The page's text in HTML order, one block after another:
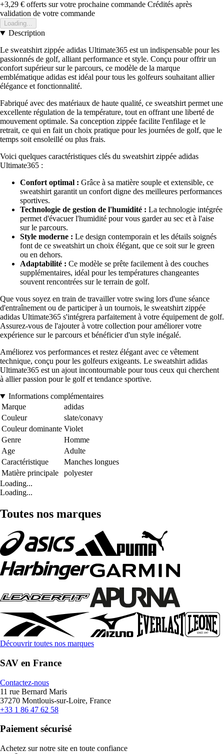
+3,29 € offerts sur votre prochaine commande Crédités après
validation de votre commande
Loading...
Description
Le sweatshirt zippée adidas Ultimate365 est un indispensable pour les
passionnés de golf, alliant performance et style. Conçu pour offrir un
confort supérieur sur le parcours, ce modèle de la marque
emblématique adidas est idéal pour tous les golfeurs souhaitant allier
élégance et fonctionnalité.
Fabriqué avec des matériaux de haute qualité, ce sweatshirt permet une
excellente régulation de la température, tout en offrant une liberté de
mouvement optimale. Sa conception zippée facilite l'enfilage et le
retrait, ce qui en fait un choix pratique pour les journées de golf, que le
temps soit ensoleillé ou plus frais.
Voici quelques caractéristiques clés du sweatshirt zippée adidas
Ultimate365 :
Confort optimal : Grâce à sa matière souple et extensible, ce
sweatshirt garantit un confort digne des meilleures performances
sportives.
Technologie de gestion de l'humidité : La technologie intégrée
permet d'évacuer l'humidité pour vous garder au sec et à l'aise
sur le parcours.
Style moderne : Le design contemporain et les détails soignés
font de ce sweatshirt un choix élégant, que ce soit sur le green
ou en dehors.
Adaptabilité : Ce modèle se prête facilement à des couches
supplémentaires, idéal pour les températures changeantes
souvent rencontrées sur le terrain de golf.
Que vous soyez en train de travailler votre swing lors d'une séance
d'entraînement ou de participer à un tournois, le sweatshirt zippée
adidas Ultimate365 s'intégrera parfaitement à votre équipement de golf.
Assurez-vous de l'ajouter à votre collection pour améliorer votre
expérience sur le parcours et bénéficier d'un style inégalé.
Améliorez vos performances et restez élégant avec ce vêtement
technique, conçu pour les golfeurs exigeants. Le sweatshirt adidas
Ultimate365 est un ajout incontournable pour tous ceux qui cherchent
à allier passion pour le golf et tendance sportive.
Informations complémentaires
Marque
adidas
Couleur
slate/conavy
Couleur dominante Violet
Genre
Homme
Age
Adulte
Caractéristique
Manches longues
Matière principale
polyester
Loading...
Loading...
Toutes nos marques
Découvrir toutes nos marques
SAV en France
Contactez-nous
11 rue Bernard Maris
37270 Montlouis-sur-Loire, France
+33 1 86 47 62 58
Paiement sécurisé
Achetez sur notre site en toute confiance